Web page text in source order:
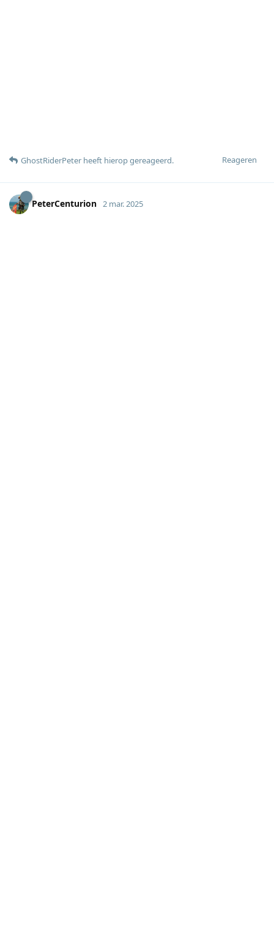
Reageren
GhostRiderPeter heeft hierop gereageerd.
PeterCenturion 2 mar. 2025